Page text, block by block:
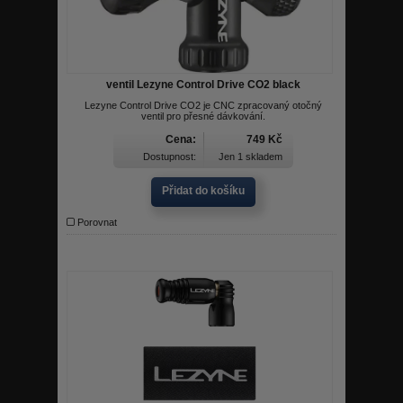
ventil Lezyne Control Drive CO2 black
Lezyne Control Drive CO2 je CNC zpracovaný otočný
ventil pro přesné dávkování.
Cena: 749 Kč
Dostupnost: Jen 1 skladem
Přidat do košíku
Porovnat